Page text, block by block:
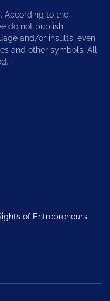
According to the
do not publish
and/or insults, even
and other symbols. All
of Entrepreneurs